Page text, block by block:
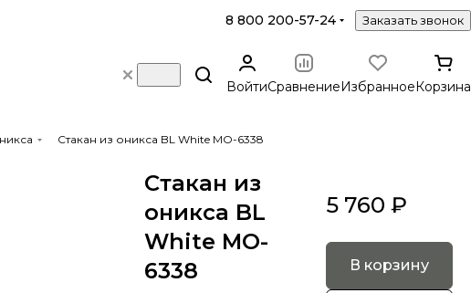
8 800 200-57-24 Заказать звонок
ВойтиСравнениеИзбранноеКорзина
Стакан из оникса BL White MO-6338
Стакан из
оникса BL
White MO-
6338
5 760 ₽
В корзину